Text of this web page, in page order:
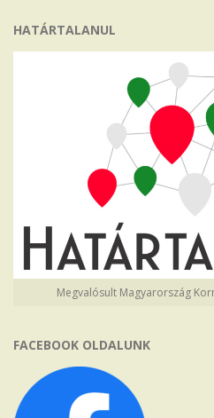
HATÁRTALANUL
Megvalósult Magyarország
FACEBOOK OLDALUNK